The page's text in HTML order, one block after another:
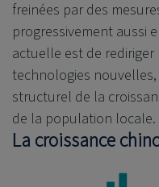
freinées par des
progressivement aussi
actuelle est de
technologies nouvelles,
structurel de la
de la population locale.
La croissance